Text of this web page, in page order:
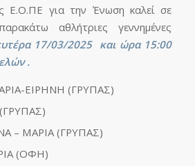
Ε.Ο.ΠΕ για την Ένωση καλεί σε
αθλήτριες γεννημένες
17/03/2025 και ώρα 15:00
.
ΕΙΡΗΝΗ (ΓΡΥΠΑΣ)
– ΜΑΡΙΑ (ΓΡΥΠΑΣ)
(ΟΦΗ)